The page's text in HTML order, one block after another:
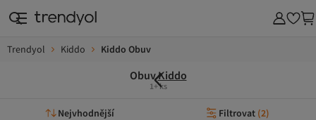
Trendyol Kiddo Kiddo Obuv
ObuvKiddo
1+ ks
Nejvhodnější Filtrovat (2)